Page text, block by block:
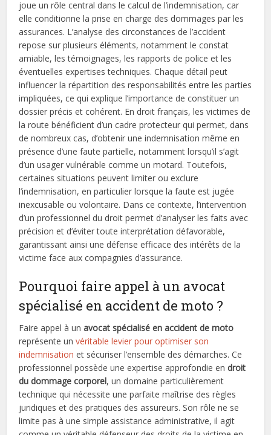
joue un rôle central dans le calcul de l’indemnisation, car
elle conditionne la prise en charge des dommages par les
assurances. L’analyse des circonstances de l’accident
repose sur plusieurs éléments, notamment le constat
amiable, les témoignages, les rapports de police et les
éventuelles expertises techniques. Chaque détail peut
influencer la répartition des responsabilités entre les parties
impliquées, ce qui explique l’importance de constituer un
dossier précis et cohérent. En droit français, les victimes de
la route bénéficient d’un cadre protecteur qui permet, dans
de nombreux cas, d’obtenir une indemnisation même en
présence d’une faute partielle, notamment lorsqu’il s’agit
d’un usager vulnérable comme un motard. Toutefois,
certaines situations peuvent limiter ou exclure
l’indemnisation, en particulier lorsque la faute est jugée
inexcusable ou volontaire. Dans ce contexte, l’intervention
d’un professionnel du droit permet d’analyser les faits avec
précision et d’éviter toute interprétation défavorable,
garantissant ainsi une défense efficace des intérêts de la
victime face aux compagnies d’assurance.
Pourquoi faire appel à un avocat
spécialisé en accident de moto ?
Faire appel à unavocat spécialisé en accident de moto
représente unvéritable levier pour optimiser son
indemnisation et sécuriser l’ensemble des démarches. Ce
professionnel possède une expertise approfondie endroit
du dommage corporel, un domaine particulièrement
technique qui nécessite une parfaite maîtrise des règles
juridiques et des pratiques des assureurs. Son rôle ne se
limite pas à une simple assistance administrative, il agit